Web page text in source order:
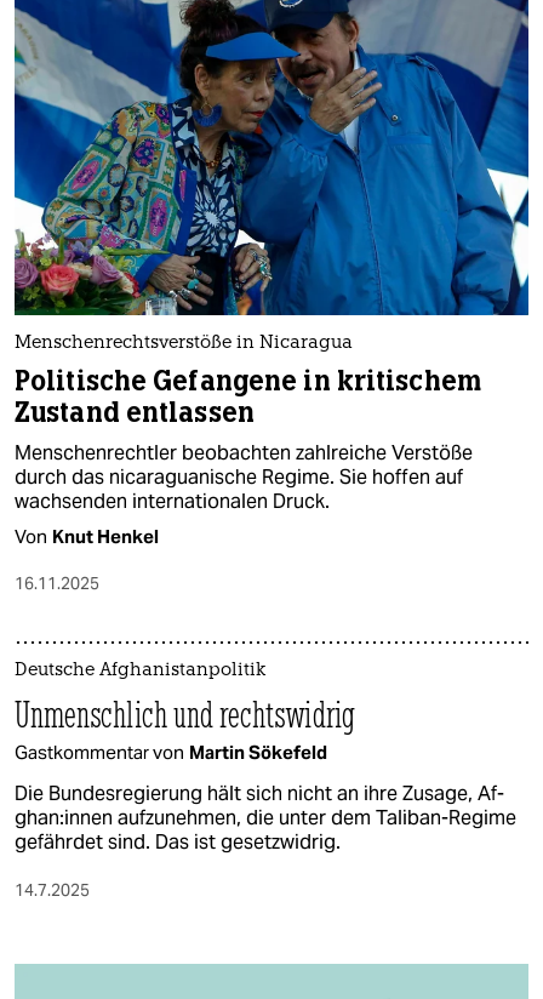
Menschenrechtsverstöße in Nicaragua
Politische Gefangene in kritischem
Zustand entlassen
Men­schen­recht­le­r beobachten zahlreiche Verstöße
durch das nicaraguanische Regime. Sie hoffen auf
wachsenden internationalen Druck.
Von Knut Henkel
16.11.2025
Deutsche Afghanistanpolitik
Unmenschlich und rechtswidrig
Gastkommentar von Martin Sökefeld
Die Bundesregierung hält sich nicht an ihre Zusage, Af­
gha­n:in­nen aufzunehmen, die unter dem Taliban-Regime
gefährdet sind. Das ist gesetzwidrig.
14.7.2025